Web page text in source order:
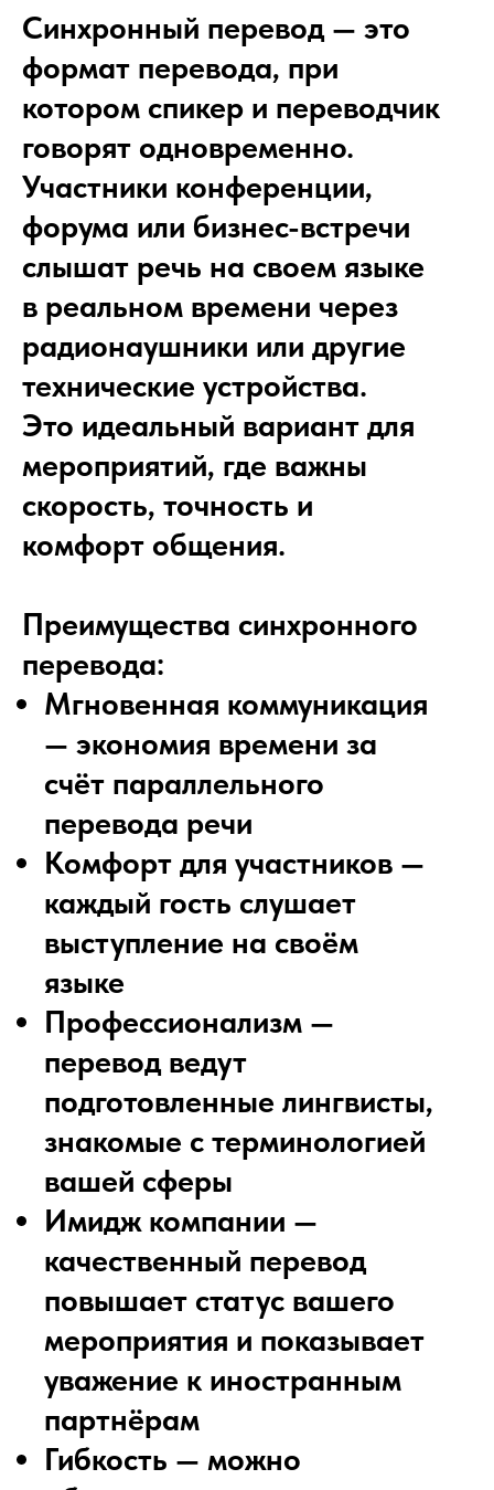
Синхронный перевод — это
формат перевода, при
котором спикер и переводчик
говорят одновременно.
Участники конференции,
форума или бизнес-встречи
слышат речь на своем языке
в реальном времени через
радионаушники или другие
технические устройства.
Это идеальный вариант для
мероприятий, где важны
скорость, точность и
комфорт общения.
Преимущества синхронного
перевода:
Мгновенная коммуникация
— экономия времени за
счёт параллельного
перевода речи
Комфорт для участников —
каждый гость слушает
выступление на своём
языке
Профессионализм —
перевод ведут
подготовленные лингвисты,
знакомые с терминологией
вашей сферы
Имидж компании —
качественный перевод
повышает статус вашего
мероприятия и показывает
уважение к иностранным
партнёрам
Гибкость — можно